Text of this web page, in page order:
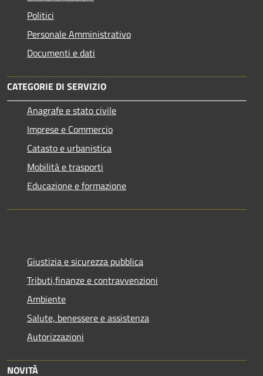
Politici
Personale Amministrativo
Documenti e dati
CATEGORIE DI SERVIZIO
Anagrafe e stato civile
Imprese e Commercio
Catasto e urbanistica
Mobilità e trasporti
Educazione e formazione
Giustizia e sicurezza pubblica
Tributi,finanze e contravvenzioni
Ambiente
Salute, benessere e assistenza
Autorizzazioni
NOVITÀ